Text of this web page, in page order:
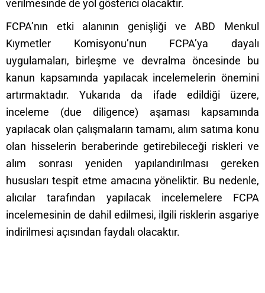
verilmesinde de yol gösterici olacaktır.
FCPA’nın etki alanının genişliği ve ABD Menkul
Kıymetler Komisyonu’nun FCPA’ya dayalı
uygulamaları, birleşme ve devralma öncesinde bu
kanun kapsamında yapılacak incelemelerin önemini
artırmaktadır. Yukarıda da ifade edildiği üzere,
inceleme (due diligence) aşaması kapsamında
yapılacak olan çalışmaların tamamı, alım satıma konu
olan hisselerin beraberinde getirebileceği riskleri ve
alım sonrası yeniden yapılandırılması gereken
hususları tespit etme amacına yöneliktir. Bu nedenle,
alıcılar tarafından yapılacak incelemelere FCPA
incelemesinin de dahil edilmesi, ilgili risklerin asgariye
indirilmesi açısından faydalı olacaktır.